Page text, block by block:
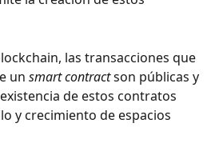
las transacciones que
un smart contract son públicas y
de estos contratos
y crecimiento de espacios